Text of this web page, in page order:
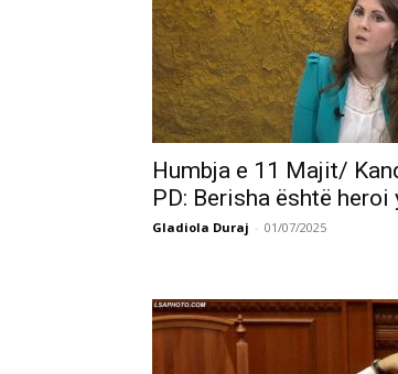
Humbja e 11 Majit/
PD: Berisha është heroi
Gladiola Duraj - 01/07/2025